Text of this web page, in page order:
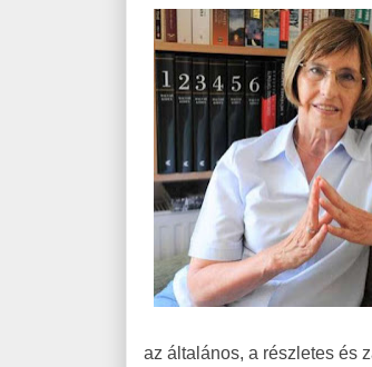
az általános, a részletes és